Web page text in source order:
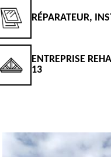
RÉPARATEUR,
ENTREPRISE
13